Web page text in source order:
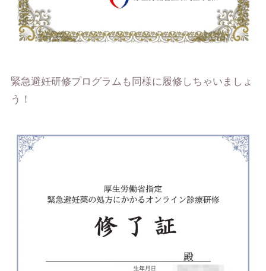
緊急避妊研修プログラムも同様に履修しちゃいましょ
う！